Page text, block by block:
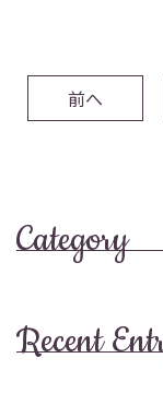
前へ
Category
Recent